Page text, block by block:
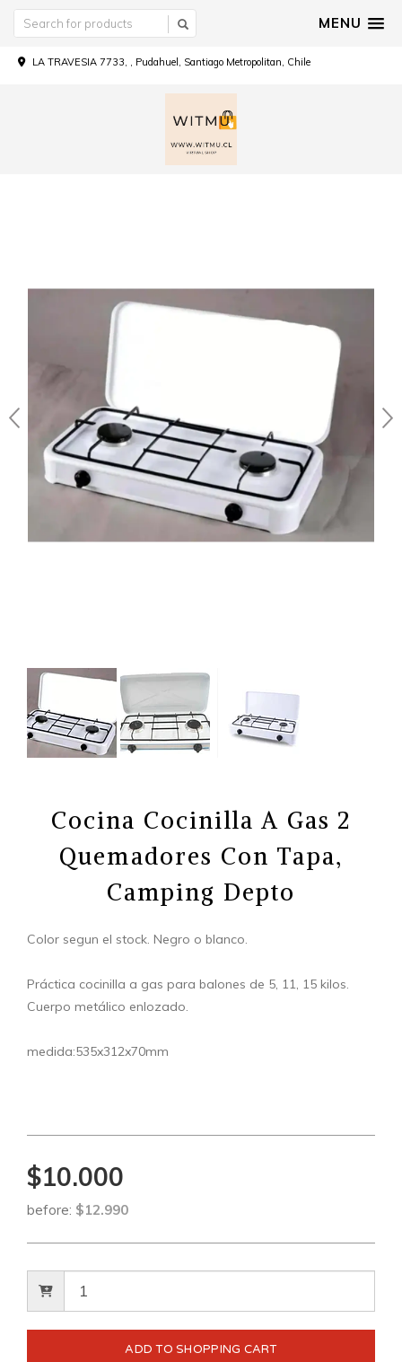
MENU
LA TRAVESIA 7733, , Pudahuel, Santiago Metropolitan, Chile
Cocina Cocinilla A Gas 2
Quemadores Con Tapa,
Camping Depto
Color segun el stock. Negro o blanco.
Práctica cocinilla a gas para balones de 5, 11, 15 kilos.
Cuerpo metálico enlozado.
medida:535x312x70mm
$10.000
before: $12.990